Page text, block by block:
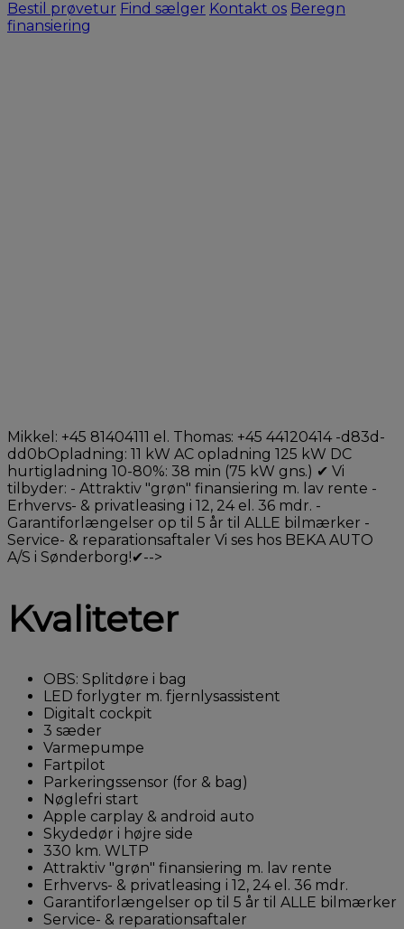
Bestil prøvetur Find sælger Kontakt os Beregn
finansiering
Mikkel: +45 81404111 el. Thomas: +45 44120414 -d83d-
dd0bOpladning: 11 kW AC opladning 125 kW DC
hurtigladning 10-80%: 38 min (75 kW gns.) ✔ Vi
tilbyder: - Attraktiv "grøn" finansiering m. lav rente -
Erhvervs- & privatleasing i 12, 24 el. 36 mdr. -
Garantiforlængelser op til 5 år til ALLE bilmærker -
Service- & reparationsaftaler Vi ses hos BEKA AUTO
A/S i Sønderborg!✔-->
Kvaliteter
OBS: Splitdøre i bag
LED forlygter m. fjernlysassistent
Digitalt cockpit
3 sæder
Varmepumpe
Fartpilot
Parkeringssensor (for & bag)
Nøglefri start
Apple carplay & android auto
Skydedør i højre side
330 km. WLTP
Attraktiv "grøn" finansiering m. lav rente
Erhvervs- & privatleasing i 12, 24 el. 36 mdr.
Garantiforlængelser op til 5 år til ALLE bilmærker
Service- & reparationsaftaler